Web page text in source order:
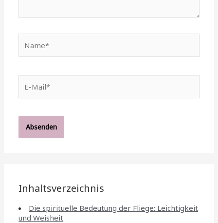
Mail*
Inhaltsverzeichnis
Die spirituelle Bedeutung der Fliege: Leichtigkeit
und Weisheit